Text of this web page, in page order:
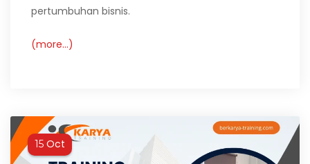
pertumbuhan bisnis.
(more…)
15 Oct